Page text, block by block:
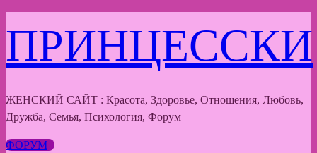
к
содержимому
ПРИНЦЕССКИ
ЖЕНСКИЙ САЙТ : Красота, Здоровье, Отношения, Любовь,
Дружба, Семья, Психология, Форум
ФОРУМ